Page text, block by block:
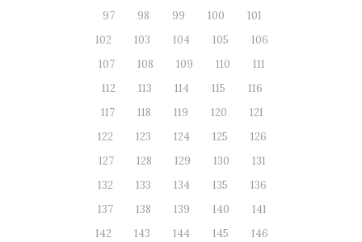
97
98 99 100
101
102
103 104 105
106
107
108 109 110
111
112
113 114 115
116
117
118 119 120
121
122
123 124 125
126
127
128 129 130
131
132
133 134 135
136
137
138 139 140
141
142
143 144 145
146